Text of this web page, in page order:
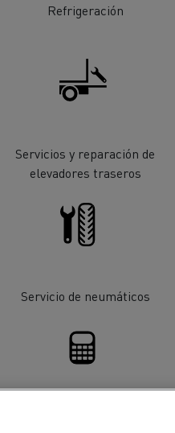
Refrigeración
Servicios y reparación de
elevadores traseros
Servicio de neumáticos